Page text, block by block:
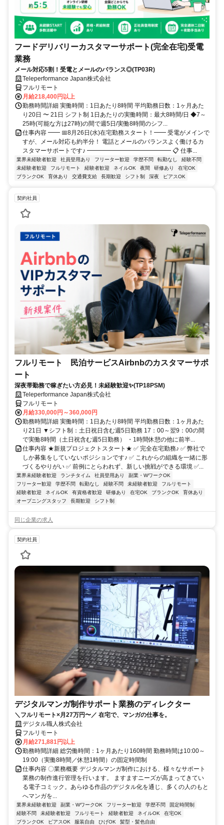
フードデリバリーカスタマーサポート(完全在宅)受電
業務
メール対応5割！受電とメールのバランス◎(TP03R)
Teleperformance Japan株式会社
フルリモート
月給218,400円以上
勤務時間詳細 実働時間：1日あたり8時間 平均勤務日数：1ヶ月あた
り20日 〜 21日 シフト制 1日あたりの実働時間：最大8時間/日 ◆7～
25時(可能な方は27時)の間で週5日/実働8時間のシフ...
仕事内容 ━━ 📅8月26日(水)在宅勤務スタート！━━ 受電がメインで
すが、メール対応も約半分！ 電話とメールのバランスよく働けるカ
スタマーサポートです♪ ━━━━━━━━━━━━━━ 📋 仕事...
業界未経験者歓迎 社員登用あり フリーター歓迎 学歴不問 転勤なし
経験不問
未経験者歓迎
フルリモート 経験者歓迎 ネイルOK 夜間 研修あり
在宅OK
ブランクOK
育休あり 交通費支給 長期歓迎 シフト制 深夜 ピアスOK
契約社員
フルリモート 民泊サービスAirbnbのカスタマーサポ
ート
深夜帯勤務で稼ぎたい方必見！未経験歓迎✨(TP18PSM)
Teleperformance Japan株式会社
フルリモート
月給330,000円～360,000円
勤務時間詳細 実働時間：1日あたり8時間 平均勤務日数：1ヶ月あた
り21日 ▼シフト制：土日祝日含む週5日勤務 17：00～翌9：00の間
で実働8時間（土日祝含む週5日勤務） ・1時間休憩の他に前半...
仕事内容 ★新規プロジェクトスタート★ ✅ 完全在宅勤務♪ ✅ 弊社で
しか募集をしていないポジションです♪ ✅ これからの組織を一緒に形
づくるやりがい ✅ 前例にとらわれず、新しい挑戦ができる環境 ✅...
業界未経験者歓迎 ランチタイム 社員登用あり
副業・WワークOK
フリーター歓迎
学歴不問 転勤なし 経験不問 未経験者歓迎
フルリモート
経験者歓迎
ネイルOK 有資格者歓迎 研修あり 在宅OK ブランクOK
育休あり
オープニングスタッフ
長期歓迎 シフト制
同じ企業の求人
契約社員
デジタルマンガ制作サポート業務のディレクター
＼フルリモート×月27万円〜／ 在宅で、マンガの仕事を。
デジタル職人株式会社
フルリモート
月給271,881円以上
勤務時間詳細 総労働時間：1ヶ月あたり160時間 勤務時間は10:00～
19:00（実働8時間／休憩1時間）の固定時間制
仕事内容 〇業務概要 デジタルマンガ制作における、様々なサポート
業務の制作進行管理を行います。 ますますニーズが高まってきてい
る電子コミック。あらゆる作品のデジタル化を通じ、多くの人のもと
へマンガを...
業界未経験者歓迎 副業・WワークOK フリーター歓迎 学歴不問
固定時間制
経験不問
未経験者歓迎 フルリモート 経験者歓迎 ネイルOK
在宅OK
ブランクOK
ピアスOK 服装自由 ひげOK 髪型・髪色自由